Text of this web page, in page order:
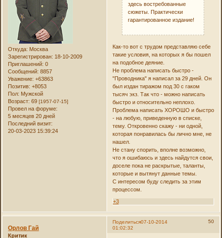
Откуда: Москва
Зарегистрирован: 18-10-2009
Приглашений: 0
Сообщений: 8857
Уважение: +63863
Позитив: +8053
Пол: Мужской
Возраст: 69[1957-07-15]
Провел на форуме:
5 месяцев 20 дней
Последний визит:
20-03-2023 15:39:24
здесь востребованные
сюжеты. Практически
гарантированное издание!
Как-то вот с трудом представляю себе
такие условия, на которых я бы пошел
на подобное деяние.
Не проблема написать быстро -
"Проводника" я написал за 29 дней. Он
был издан тиражом под 30 с гаком
тысяч экз. Так что - можно написать
быстро и относительно неплохо.
Проблема написать ХОРОШО и быстро
- на любую, приведенную в списке,
тему. Откровенно скажу - ни одной,
которая понравилась бы лично мне, не
нашел.
Не стану спорить, вполне возможно,
что я ошибаюсь и здесь найдутся свои,
доселе пока не раскрытые, таланты,
которые и вытянут данные темы.
С интересом буду следить за этим
процессом.
+3
Поделиться 50
07-10-2014
01:02:32
Орлов Гай
Критик